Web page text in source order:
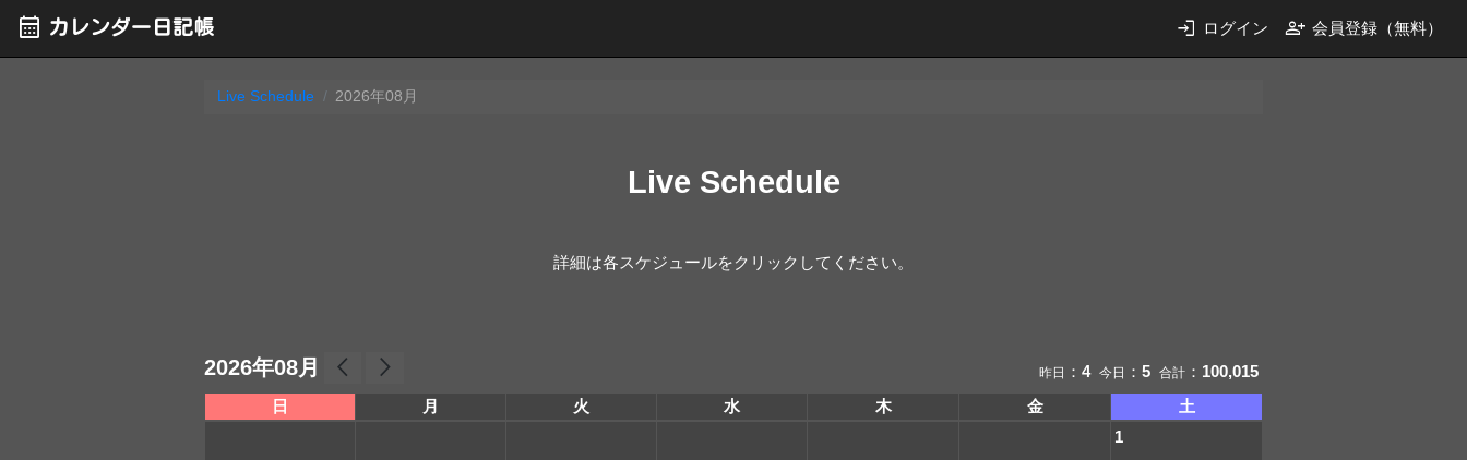
calendar_month カレンダー日記帳 login ログイン person_add 会員登録（無料）
Live Schedule 2026年08月
Live Schedule
詳細は各スケジュールをクリックしてください。
2026年08月 arrow_back_ios arrow_forward_ios 昨日 ： 4 今日 ： 5 合計 ： 100,015
日
月 火 水 木 金
土
1